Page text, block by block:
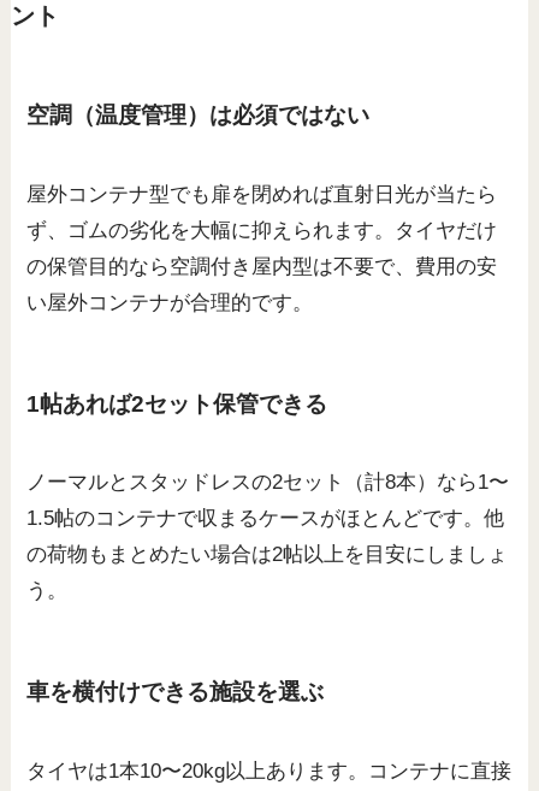
ント
空調（温度管理）は必須ではない
屋外コンテナ型でも扉を閉めれば直射日光が当たら
ず、ゴムの劣化を大幅に抑えられます。タイヤだけ
の保管目的なら空調付き屋内型は不要で、費用の安
い屋外コンテナが合理的です。
1帖あれば2セット保管できる
ノーマルとスタッドレスの2セット（計8本）なら1〜
1.5帖のコンテナで収まるケースがほとんどです。他
の荷物もまとめたい場合は2帖以上を目安にしましょ
う。
車を横付けできる施設を選ぶ
タイヤは1本10〜20kg以上あります。コンテナに直接